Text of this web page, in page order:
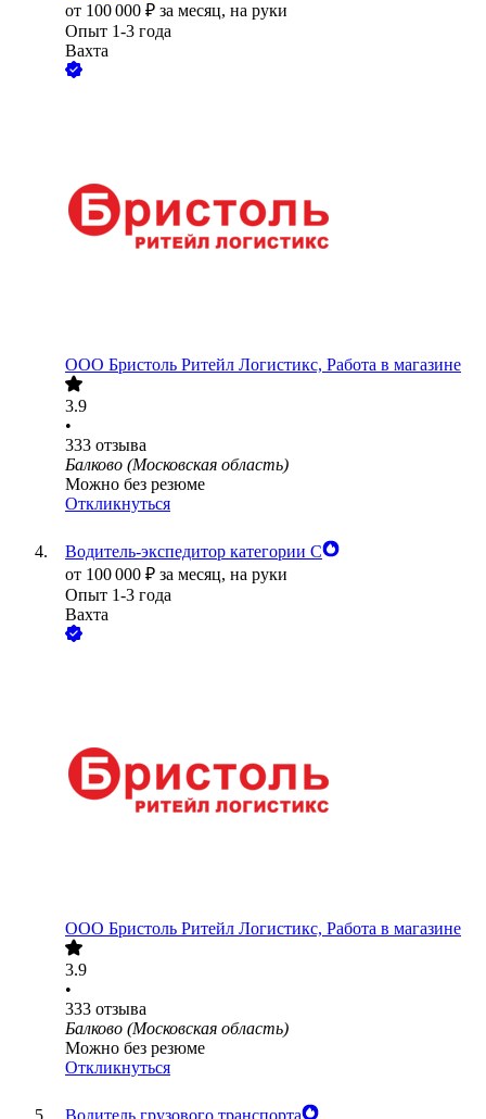
от 100 000 ₽ за месяц, на руки
Опыт 1-3 года
Вахта
ООО Бристоль Ритейл Логистикс, Работа в магазине
3.9
•
333 отзыва
Балково (Московская область)
Можно без резюме
Откликнуться
Водитель-экспедитор категории С
от 100 000 ₽ за месяц, на руки
Опыт 1-3 года
Вахта
ООО Бристоль Ритейл Логистикс, Работа в магазине
3.9
•
333 отзыва
Балково (Московская область)
Можно без резюме
Откликнуться